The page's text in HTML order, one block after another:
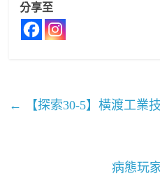
分享至
← 【探索30-5】橫渡工業
病態玩